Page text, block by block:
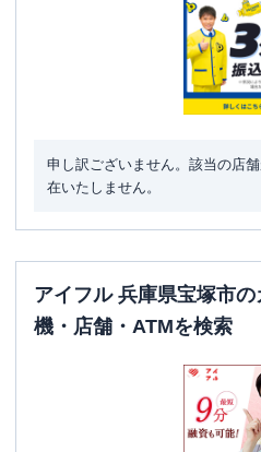
〇
兵庫県宝塚
三菱ＵＦＪ
営業時間
平日：9：00
ATM営業時間
土曜：7：
ATM 〇
〇
兵庫県宝
申し訳ございません。該当の店
在いたしません。
アイフル 兵庫県宝塚市
機・店舗・ATMを検索